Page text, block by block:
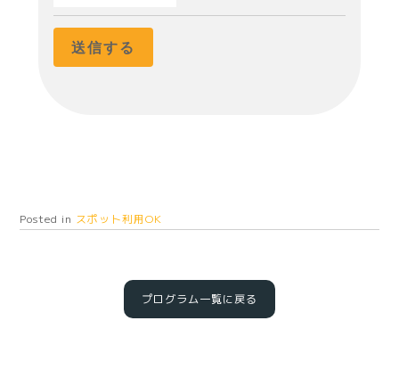
Posted in スポット利用OK
プログラム一覧に戻る